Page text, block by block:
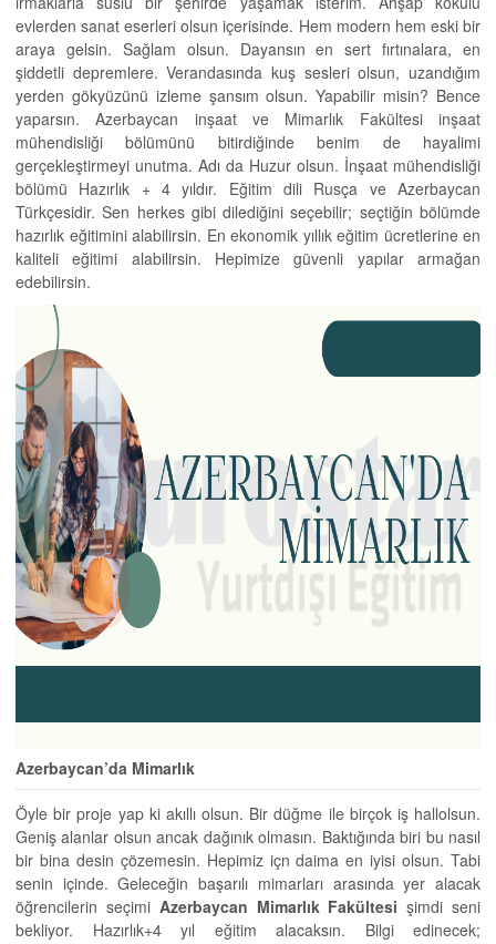
evlerden sanat eserleri olsun içerisinde. Hem modern hem eski bir
araya gelsin. Sağlam olsun. Dayansın en sert fırtınalara, en
şiddetli depremlere. Verandasında kuş sesleri olsun, uzandığım
yerden gökyüzünü izleme şansım olsun. Yapabilir misin? Bence
yaparsın. Azerbaycan inşaat ve Mimarlık Fakültesi inşaat
mühendisliği bölümünü bitirdiğinde benim de hayalimi
gerçekleştirmeyi unutma. Adı da Huzur olsun. İnşaat mühendisliği
bölümü Hazırlık + 4 yıldır. Eğitim dili Rusça ve Azerbaycan
Türkçesidir. Sen herkes gibi dilediğini seçebilir; seçtiğin bölümde
hazırlık eğitimini alabilirsin. En ekonomik yıllık eğitim ücretlerine en
kaliteli eğitimi alabilirsin. Hepimize güvenli yapılar armağan
edebilirsin.
Azerbaycan’da Mimarlık
Öyle bir proje yap ki akıllı olsun. Bir düğme ile birçok iş hallolsun.
Geniş alanlar olsun ancak dağınık olmasın. Baktığında biri bu nasıl
bir bina desin çözemesin. Hepimiz içn daima en iyisi olsun. Tabi
senin içinde. Geleceğin başarılı mimarları arasında yer alacak
öğrencilerin seçimi Azerbaycan Mimarlık Fakültesi şimdi seni
bekliyor. Hazırlık+4 yıl eğitim alacaksın. Bilgi edinecek;